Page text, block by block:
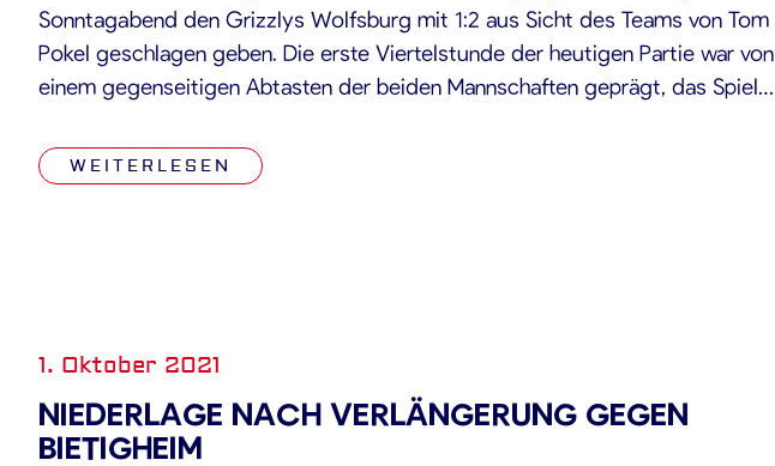
Sonntagabend den Grizzlys Wolfsburg mit 1:2 aus Sicht des Teams von Tom
Pokel geschlagen geben. Die erste Viertelstunde der heutigen Partie war von
einem gegenseitigen Abtasten der beiden Mannschaften geprägt, das Spiel
WEITERLESEN
1. Oktober 2021
NIEDERLAGE NACH VERLÄNGERUNG GEGEN
BIETIGHEIM